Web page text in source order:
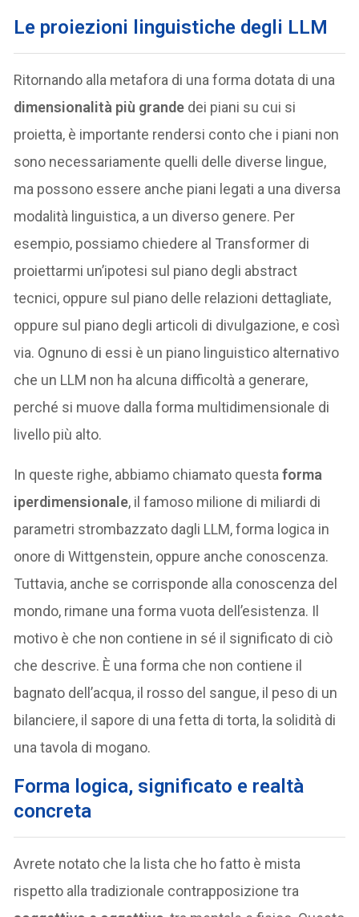
Le proiezioni linguistiche degli LLM
Ritornando alla metafora di una forma dotata di una
dimensionalità più grande dei piani su cui si
proietta, è importante rendersi conto che i piani non
sono necessariamente quelli delle diverse lingue,
ma possono essere anche piani legati a una diversa
modalità linguistica, a un diverso genere. Per
esempio, possiamo chiedere al Transformer di
proiettarmi un’ipotesi sul piano degli abstract
tecnici, oppure sul piano delle relazioni dettagliate,
oppure sul piano degli articoli di divulgazione, e così
via. Ognuno di essi è un piano linguistico alternativo
che un LLM non ha alcuna difficoltà a generare,
perché si muove dalla forma multidimensionale di
livello più alto.
In queste righe, abbiamo chiamato questaforma
iperdimensionale, il famoso milione di miliardi di
parametri strombazzato dagli LLM, forma logica in
onore di Wittgenstein, oppure anche conoscenza.
Tuttavia, anche se corrisponde alla conoscenza del
mondo, rimane una forma vuota dell’esistenza. Il
motivo è che non contiene in sé il significato di ciò
che descrive. È una forma che non contiene il
bagnato dell’acqua, il rosso del sangue, il peso di un
bilanciere, il sapore di una fetta di torta, la solidità di
una tavola di mogano.
Forma logica, significato e realtà
concreta
Avrete notato che la lista che ho fatto è mista
rispetto alla tradizionale contrapposizione tra